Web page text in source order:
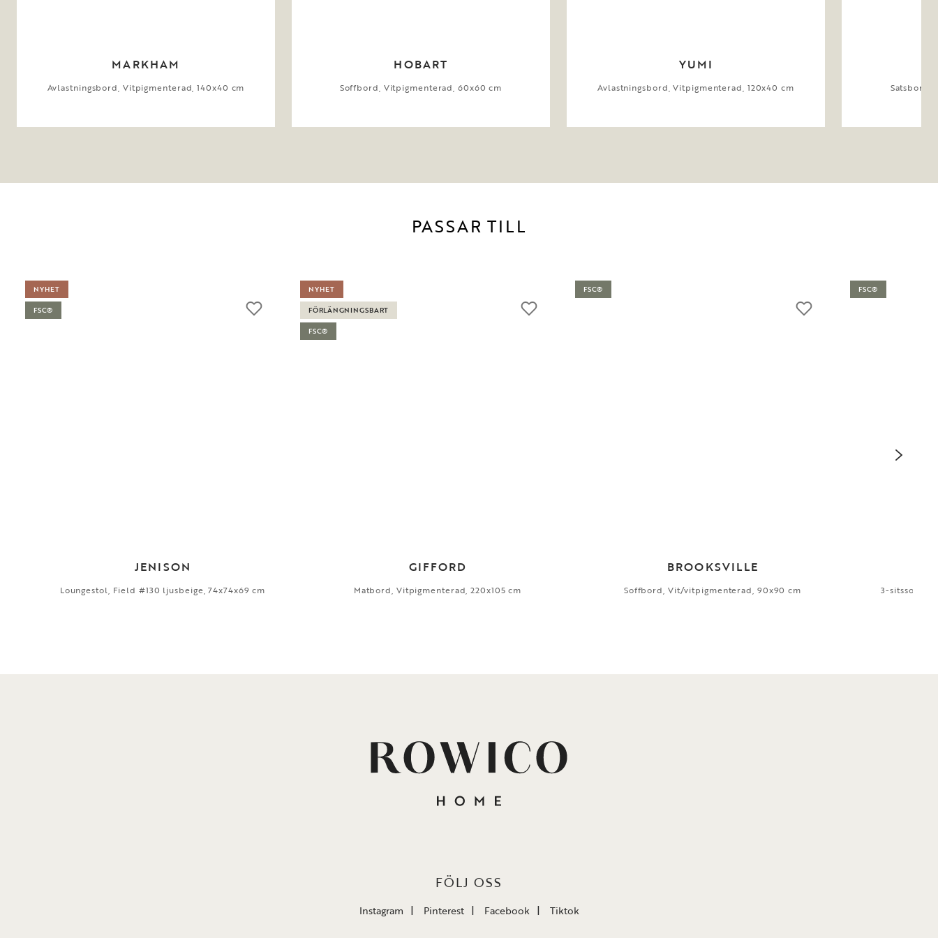
MARKHAM
Avlastningsbord, Vitpigmenterad, 140x40 cm
HOBART
Soffbord, Vitpigmenterad, 60x60 cm
YUMI
Avlastningsbord, Vitpigmenterad, 120x40 cm Satsbord,
PASSAR TILL
JENISON
Loungestol, Field #130 ljusbeige, 74x74x69 cm
NYHET
FSC®
GIFFORD
Matbord, Vitpigmenterad, 220x105 cm
NYHET
FÖRLÄNGNINGSBART
FSC®
BROOKSVILLE
Soffbord, Vit/vitpigmenterad, 90x90 cm
FSC®
3-sitssoffa,
FSC®
FÖLJ OSS
Instagram Pinterest Facebook Tiktok